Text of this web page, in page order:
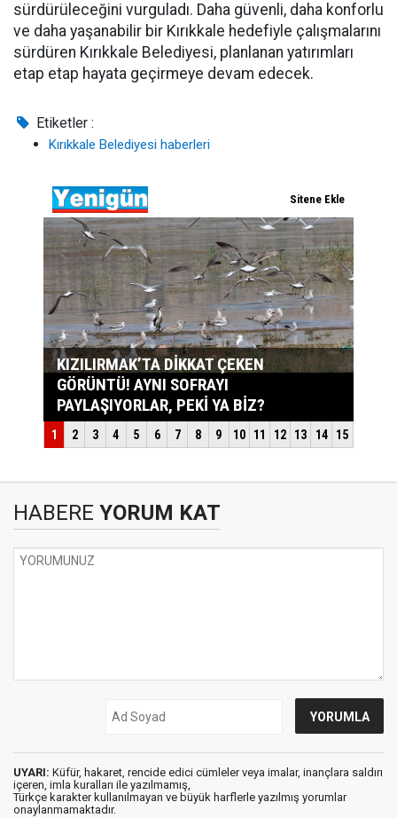
sürdürüleceğini vurguladı. Daha güvenli, daha konforlu
ve daha yaşanabilir bir Kırıkkale hedefiyle çalışmalarını
sürdüren Kırıkkale Belediyesi, planlanan yatırımları
etap etap hayata geçirmeye devam edecek.
Etiketler :
Kırıkkale Belediyesi haberleri
HABERE YORUM KAT
UYARI: Küfür, hakaret, rencide edici cümleler veya imalar, inançlara saldırı
içeren, imla kuralları ile yazılmamış,
Türkçe karakter kullanılmayan ve büyük harflerle yazılmış yorumlar
onaylanmamaktadır.